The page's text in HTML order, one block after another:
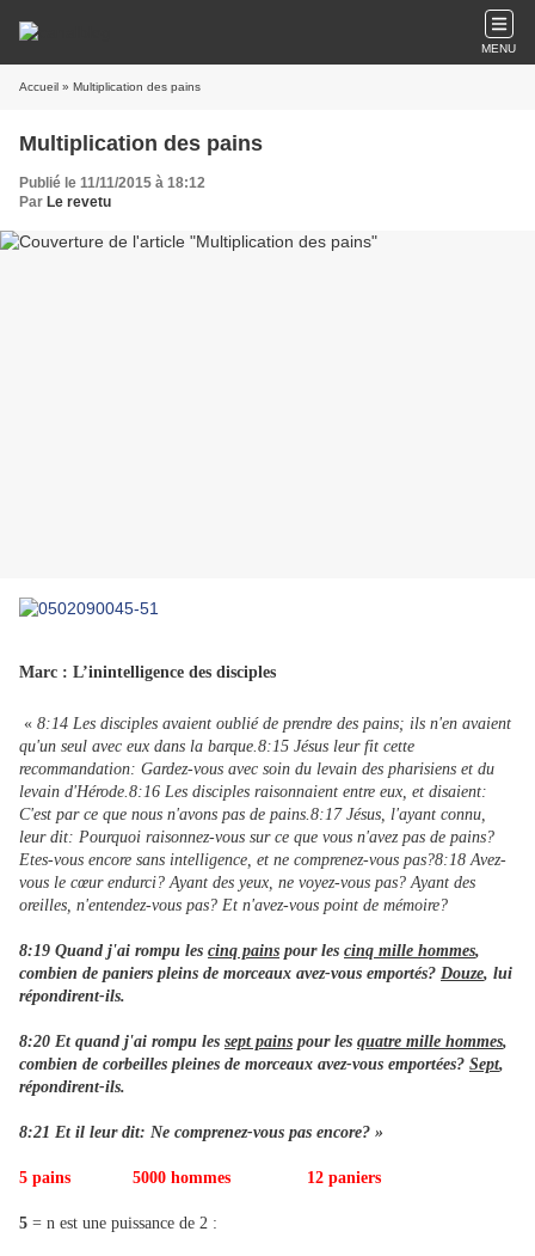
MENU
Accueil » Multiplication des pains
Multiplication des pains
Publié le 11/11/2015 à 18:12
Par Le revetu
Marc : L’inintelligence des disciples
« 8:14 Les disciples avaient oublié de prendre des pains; ils n'en avaient
qu'un seul avec eux dans la barque.8:15 Jésus leur fit cette
recommandation: Gardez-vous avec soin du levain des pharisiens et du
levain d'Hérode.8:16 Les disciples raisonnaient entre eux, et disaient:
C'est par ce que nous n'avons pas de pains.8:17 Jésus, l'ayant connu,
leur dit: Pourquoi raisonnez-vous sur ce que vous n'avez pas de pains?
Etes-vous encore sans intelligence, et ne comprenez-vous pas?8:18 Avez-
vous le cœur endurci? Ayant des yeux, ne voyez-vous pas? Ayant des
oreilles, n'entendez-vous pas? Et n'avez-vous point de mémoire?
8:19 Quand j'ai rompu les cinq pains pour les cinq mille hommes,
combien de paniers pleins de morceaux avez-vous emportés? Douze, lui
répondirent-ils.
8:20 Et quand j'ai rompu les sept pains pour les quatre mille hommes,
combien de corbeilles pleines de morceaux avez-vous emportées? Sept,
répondirent-ils.
8:21 Et il leur dit: Ne comprenez-vous pas encore? »
5 pains 5000 hommes 12 paniers
5 = n est une puissance de 2 :